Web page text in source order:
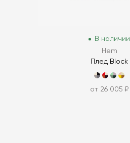
В наличии
Hem
Плед Block
от 26 005 ₽